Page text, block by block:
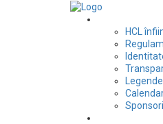
HCL
Legende
Sponsori